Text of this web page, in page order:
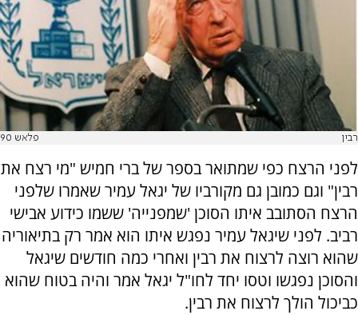
רבין פלאש 90
לפני הרצח כפי שמתואר בספר של ברי חמיש "מי רצח את
רבין" וגם כמובן גם מקורביו של יגאל עמיר שאמרו שלפני
הרצח הסתובב איתו הסוכן 'שמפנייה' ששמו כידוע אבישי
רביב. לפני שיגאל עמיר נפגש איתו הוא אמר רק בתיאוריה
שהוא רוצה לרצוח את רבין ואחרי כמה חודשים שיגאל
והסוכן נפגשו וטסו יחד לחו"ל יגאל אמר והיה בטוח שהוא
כביכול הולך לרצוח את רבין.